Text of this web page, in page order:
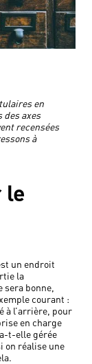
en
des axes
recensées
à
le
un endroit
la
sera bonne,
courant :
à l’arrière, pour
en charge
t-elle gérée
on réalise une